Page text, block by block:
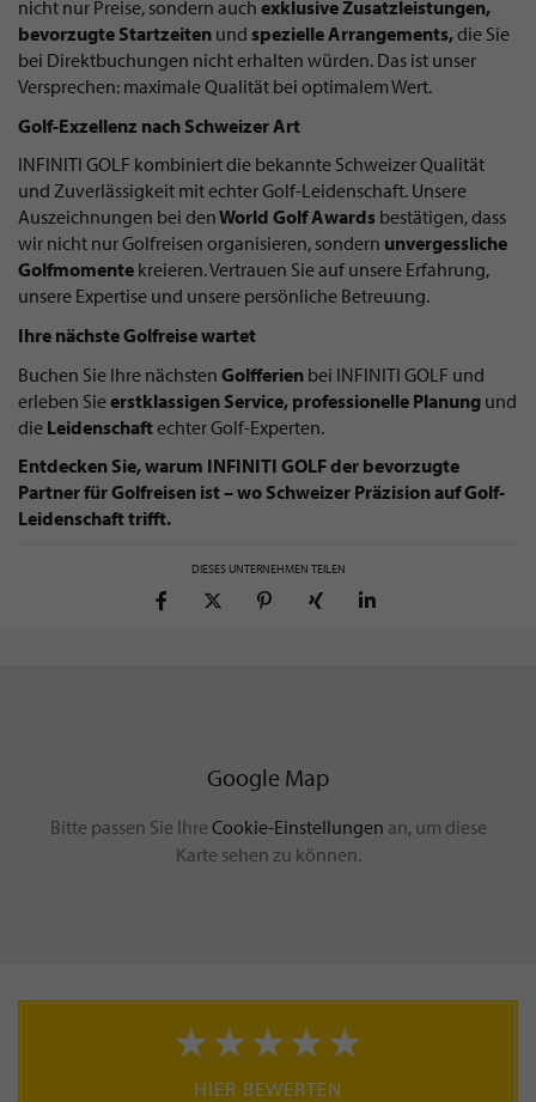
nicht nur Preise, sondern auch exklusive Zusatzleistungen,
bevorzugte Startzeiten und spezielle Arrangements,die Sie
bei Direktbuchungen nicht erhalten würden. Das ist unser
Versprechen: maximale Qualität bei optimalem Wert.
Golf-Exzellenz nach Schweizer Art
INFINITI GOLF kombiniert die bekannte Schweizer Qualität
und Zuverlässigkeit mit echter Golf-Leidenschaft. Unsere
Auszeichnungen bei denWorld Golf Awards bestätigen, dass
wir nicht nur Golfreisen organisieren, sondern unvergessliche
Golfmomente kreieren. Vertrauen Sie auf unsere Erfahrung,
unsere Expertise und unsere persönliche Betreuung.
Ihre nächste Golfreise wartet
Buchen Sie Ihre nächsten Golfferien bei INFINITI GOLF und
erleben Sieerstklassigen Service, professionelle Planung und
die Leidenschaftechter Golf-Experten.
Entdecken Sie, warum INFINITI GOLF der bevorzugte
Partner für Golfreisen ist – wo Schweizer Präzision auf Golf-
Leidenschaft trifft.
DIESES UNTERNEHMEN TEILEN
Google Map
Bitte passen Sie Ihre Cookie-Einstellungen an, um diese
Karte sehen zu können.
HIER BEWERTEN